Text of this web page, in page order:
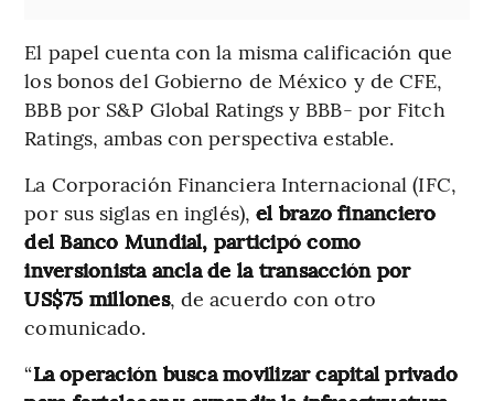
El papel cuenta con la misma calificación que
los bonos del Gobierno de México y de CFE,
BBB por S&P Global Ratings y BBB- por Fitch
Ratings, ambas con perspectiva estable.
La Corporación Financiera Internacional (IFC,
por sus siglas en inglés),el brazo financiero
del Banco Mundial, participó como
inversionista ancla de la transacción por
US$75 millones, de acuerdo con otro
comunicado.
“La operación busca movilizar capital privado